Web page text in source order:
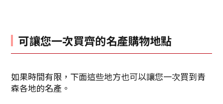
可讓您一次買齊的名產購物地點
如果時間有限，下面這些地方也可以讓您一次買到青
森各地的名產。